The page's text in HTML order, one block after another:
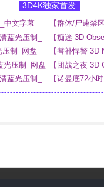
3D4K独家首发
中文字幕
【群体/尸速禁
盘
蓝光压制_
【痴迷 3D
压制_网盘
【替补悍警
光压制_网盘
【团战之夜
_4K_高清蓝光
蓝光压制_
【诺曼底72小